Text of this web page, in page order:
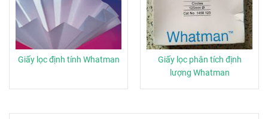
Giấy lọc định tính Whatman
Giấy lọc phân tích định
lượng Whatman